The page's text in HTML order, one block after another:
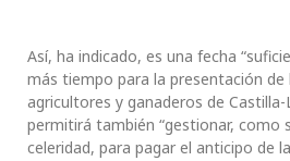
Así, ha indicado, es una fecha
más tiempo para la presentación de
agricultores y ganaderos de
permitirá también “gestionar, como
celeridad, para pagar el anticipo de